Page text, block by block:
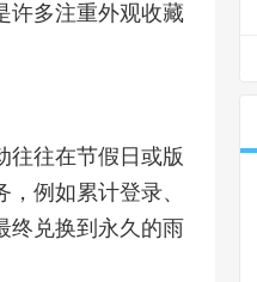
许多注重外观收藏
往往在节假日或版
例如累计登录、
终兑换到永久的雨